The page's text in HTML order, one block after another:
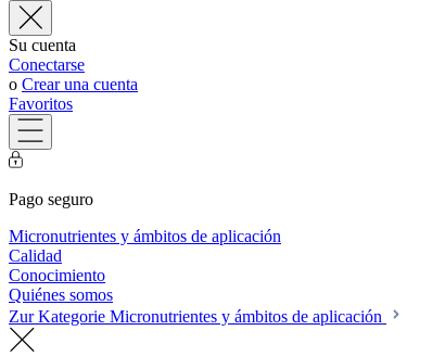
Su cuenta
Conectarse
o Crear una cuenta
Favoritos
Pago seguro
Micronutrientes y ámbitos de aplicación
Calidad
Conocimiento
Quiénes somos
Zur Kategorie Micronutrientes y ámbitos de aplicación